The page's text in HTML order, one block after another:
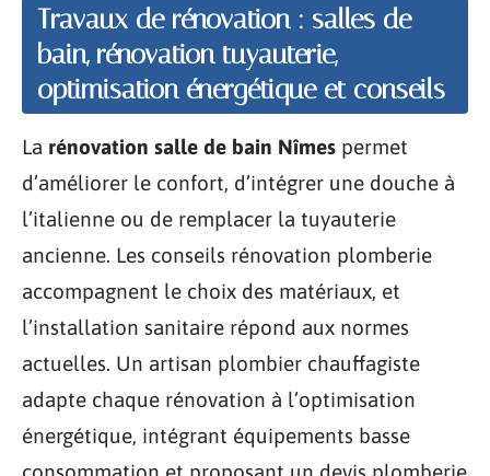
Travaux de rénovation : salles de
bain, rénovation tuyauterie,
optimisation énergétique et conseils
La rénovation salle de bain Nîmes permet
d’améliorer le confort, d’intégrer une douche à
l’italienne ou de remplacer la tuyauterie
ancienne. Les conseils rénovation plomberie
accompagnent le choix des matériaux, et
l’installation sanitaire répond aux normes
actuelles. Un artisan plombier chauffagiste
adapte chaque rénovation à l’optimisation
énergétique, intégrant équipements basse